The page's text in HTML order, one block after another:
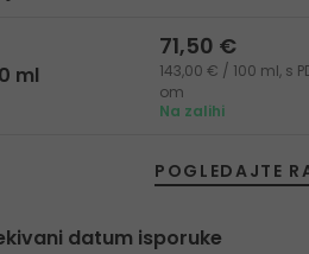
ml
71,50 €
143,00 € / 100 ml, s
om
Na zalihi
POGLEDAJTE
datum isporuke